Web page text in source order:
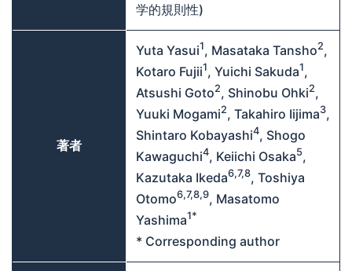
学的規則性)
著者
Yuta Yasui1, Masataka Tansho2,
Kotaro Fujii1, Yuichi Sakuda1,
Atsushi Goto2, Shinobu Ohki2,
Yuuki Mogami2, Takahiro Iijima3,
Shintaro Kobayashi4, Shogo
Kawaguchi4, Keiichi Osaka5,
Kazutaka Ikeda6,7,8, Toshiya
Otomo6,7,8,9, Masatomo
Yashima1*
* Corresponding author